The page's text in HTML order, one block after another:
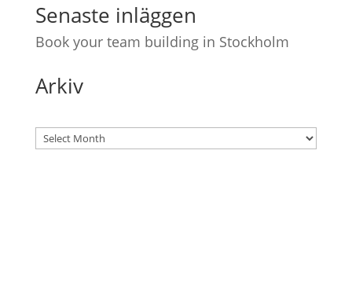
Senaste inläggen
Book your team building in Stockholm
Arkiv
Archives